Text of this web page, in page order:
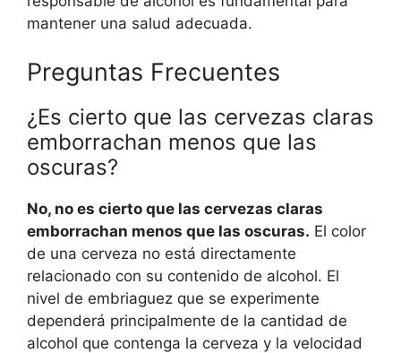
mantener una salud adecuada.
Preguntas Frecuentes
¿Es cierto que las cervezas claras
emborrachan menos que las
oscuras?
No, no es cierto que las cervezas claras
emborrachan menos que las oscuras. El color
de una cerveza no está directamente
relacionado con su contenido de alcohol. El
nivel de embriaguez que se experimente
dependerá principalmente de la cantidad de
alcohol que contenga la cerveza y la velocidad